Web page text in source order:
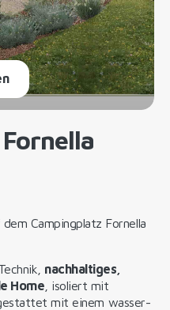
Campingplatz Fornella
nachhaltiges,
Home , isoliert mit
mit einem wasser-